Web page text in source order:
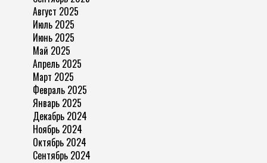
Август 2025
Июль 2025
Июнь 2025
Май 2025
Апрель 2025
Март 2025
Февраль 2025
Январь 2025
Декабрь 2024
Ноябрь 2024
Октябрь 2024
Сентябрь 2024